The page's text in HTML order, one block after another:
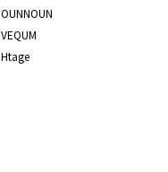
OUNNOUN
VEQUM
Htage